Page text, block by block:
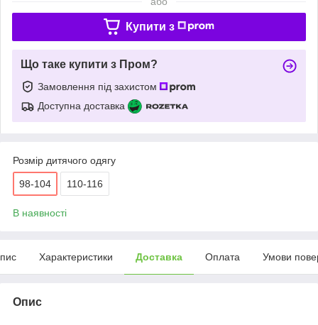
Купити з
Що таке купити з Пром?
Замовлення під захистом
Доступна доставка
Розмір дитячого одягу
98-104 110-116
В наявності
Характеристики Доставка Оплата Умови
Опис